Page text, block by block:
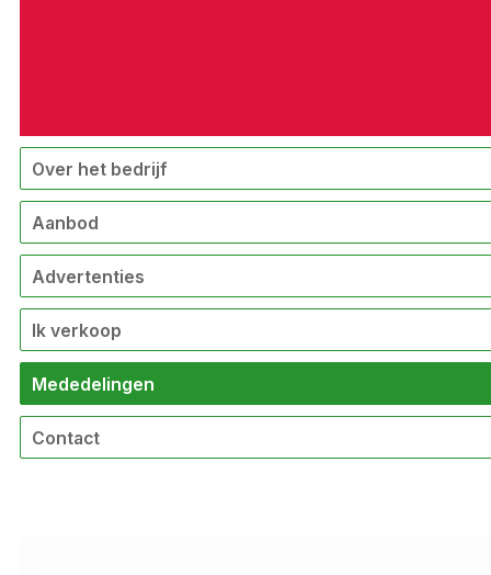
Over het bedrijf
Aanbod
Advertenties
Ik verkoop
Mededelingen
Contact